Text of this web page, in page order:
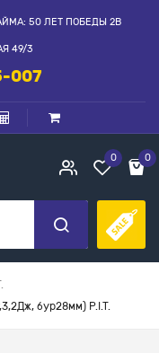
50 ЛЕТ ПОБЕДЫ 2В
49/3
007
0 0
бур28мм) P.I.T.